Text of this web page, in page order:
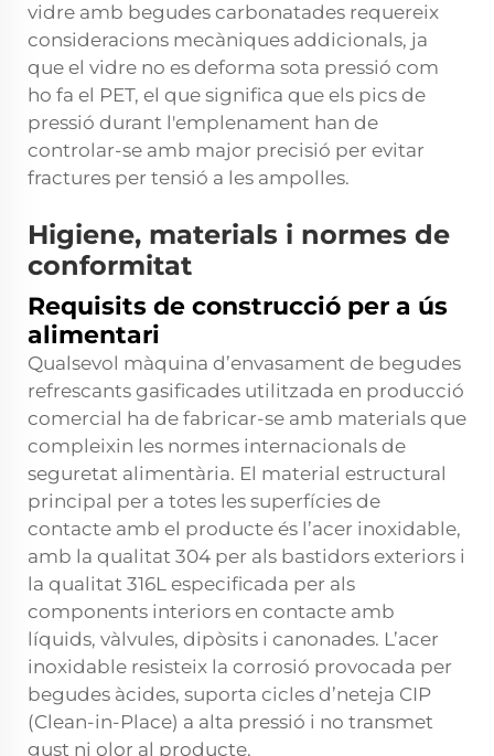
vidre amb begudes carbonatades requereix
consideracions mecàniques addicionals, ja
que el vidre no es deforma sota pressió com
ho fa el PET, el que significa que els pics de
pressió durant l'emplenament han de
controlar-se amb major precisió per evitar
fractures per tensió a les ampolles.
Higiene, materials i normes de
conformitat
Requisits de construcció per a ús
alimentari
Qualsevol màquina d’envasament de begudes
refrescants gasificades utilitzada en producció
comercial ha de fabricar-se amb materials que
compleixin les normes internacionals de
seguretat alimentària. El material estructural
principal per a totes les superfícies de
contacte amb el producte és l’acer inoxidable,
amb la qualitat 304 per als bastidors exteriors i
la qualitat 316L especificada per als
components interiors en contacte amb
líquids, vàlvules, dipòsits i canonades. L’acer
inoxidable resisteix la corrosió provocada per
begudes àcides, suporta cicles d’neteja CIP
(Clean-in-Place) a alta pressió i no transmet
gust ni olor al producte.